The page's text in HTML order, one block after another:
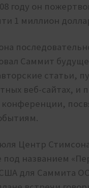
году он
1 миллион
Саммит
статьи,
веб-сайтах, и
конференции,
Центр
названием
для Саммита